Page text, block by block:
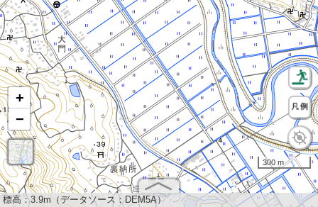
+
−
300 m
標高：3.9m（データソース：DEM5A）